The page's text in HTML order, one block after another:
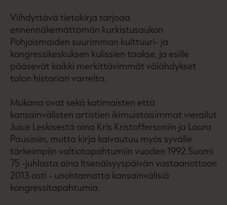
Viihdyttävä tietokirja tarjoaa
ennennäkemättömän kurkistusaukon
Pohjoismaiden suurimman kulttuuri- ja
kongressikeskuksen kulissien taakse, ja esille
pääsevät kaikki merkittävimmät välähdykset
talon historian varrelta.
Mukana ovat sekä kotimaisten että
kansainvälisten artistien ikimuistoisimmat vierailut
Juice Leskisestä aina Kris Kristoffersoniin ja Laura
Pausiniin, mutta kirja kaivautuu myös syvälle
tärkeimpiin valtiotapahtumiin vuoden 1992 Suomi
75 -juhlasta aina Itsenäisyyspäivän vastaanottoon
2013 asti - unohtamatta kansainvälisiä
kongressitapahtumia.